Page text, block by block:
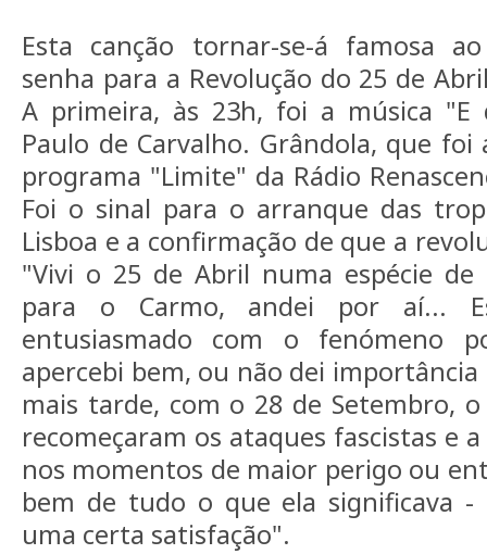
Esta canção tornar-se-á famosa
senha para a Revolução do 25 de
A primeira, às 23h, foi a música "E
Paulo de Carvalho. Grândola, que foi
programa "Limite" da Rádio
Foi o sinal para o arranque das
Lisboa e a confirmação de que a
"Vivi o 25 de Abril numa espécie de
para o Carmo, andei por aí...
entusiasmado com o fenómeno
apercebi bem, ou não dei importância
mais tarde, com o 28 de Setembro,
recomeçaram os ataques fascistas e
nos momentos de maior perigo ou
bem de tudo o que ela significava
uma certa satisfação".